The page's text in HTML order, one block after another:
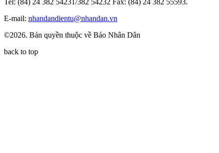
Tel: (84) 24 382 54231/382 54232 Fax: (84) 24 382 55593.
E-mail: nhandandientu@nhandan.vn
©2026. Bản quyền thuộc về Báo Nhân Dân
back to top